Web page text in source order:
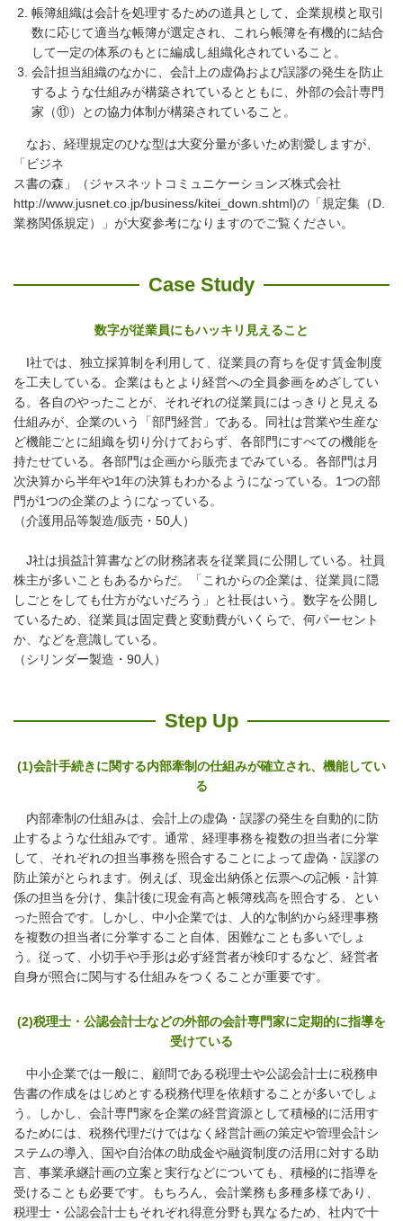
帳簿組織は会計を処理するための道具として、企業規模と取引
数に応じて適当な帳簿が選定され、これら帳簿を有機的に結合
して一定の体系のもとに編成し組織化されていること。
会計担当組織のなかに、会計上の虚偽および誤謬の発生を防止
するような仕組みが構築されているとともに、外部の会計専門
家（⑪）との協力体制が構築されていること。
なお、経理規定のひな型は大変分量が多いため割愛しますが、
「ビジネ
ス書の森」（ジャスネットコミュニケーションズ株式会社
http://www.jusnet.co.jp/business/kitei_down.shtml)の「規定集（D.
業務関係規定）」が大変参考になりますのでご覧ください。
Case Study
数字が従業員にもハッキリ見えること
I社では、独立採算制を利用して、従業員の育ちを促す賃金制度
を工夫している。企業はもとより経営への全員参画をめざしてい
る。各自のやったことが、それぞれの従業員にはっきりと見える
仕組みが、企業のいう「部門経営」である。同社は営業や生産な
ど機能ごとに組織を切り分けておらず、各部門にすべての機能を
持たせている。各部門は企画から販売までみている。各部門は月
次決算から半年や1年の決算もわかるようになっている。1つの部
門が1つの企業のようになっている。
（介護用品等製造/販売・50人）
J社は損益計算書などの財務諸表を従業員に公開している。社員
株主が多いこともあるからだ。「これからの企業は、従業員に隠
しごとをしても仕方がないだろう」と社長はいう。数字を公開し
ているため、従業員は固定費と変動費がいくらで、何パーセント
か、などを意識している。
（シリンダー製造・90人）
Step Up
(1)会計手続きに関する内部牽制の仕組みが確立され、機能してい
る
内部牽制の仕組みは、会計上の虚偽・誤謬の発生を自動的に防
止するような仕組みです。通常、経理事務を複数の担当者に分掌
して、それぞれの担当事務を照合することによって虚偽・誤謬の
防止策がとられます。例えば、現金出納係と伝票への記帳・計算
係の担当を分け、集計後に現金有高と帳簿残高を照合する、とい
った照合です。しかし、中小企業では、人的な制約から経理事務
を複数の担当者に分掌すること自体、困難なことも多いでしょ
う。従って、小切手や手形は必ず経営者が検印するなど、経営者
自身が照合に関与する仕組みをつくることが重要です。
(2)税理士・公認会計士などの外部の会計専門家に定期的に指導を
受けている
中小企業では一般に、顧問である税理士や公認会計士に税務申
告書の作成をはじめとする税務代理を依頼することが多いでしょ
う。しかし、会計専門家を企業の経営資源として積極的に活用す
るためには、税務代理だけではなく経営計画の策定や管理会計シ
ステムの導入、国や自治体の助成金や融資制度の活用に対する助
言、事業承継計画の立案と実行などについても、積極的に指導を
受けることも必要です。もちろん、会計業務も多種多様であり、
税理士・公認会計士もそれぞれ得意分野も異なるため、社内で十